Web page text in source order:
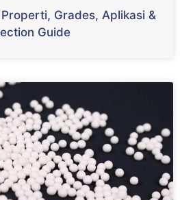
Properti, Grades, Aplikasi &
Guide